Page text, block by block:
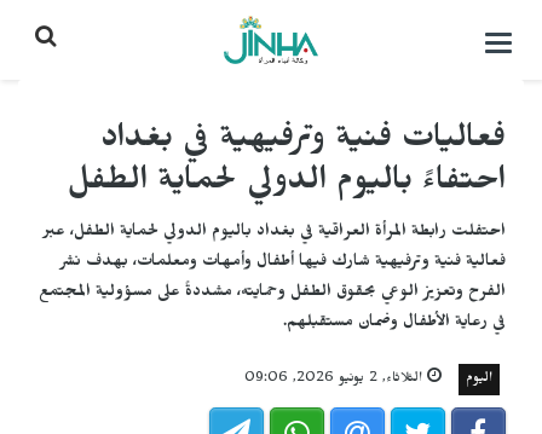
التحكم
فعاليات فنية وترفيهية في بغداد
احتفاءً باليوم الدولي لحماية الطفل
احتفلت رابطة المرأة العراقية في بغداد باليوم الدولي لحماية الطفل، عبر
فعالية فنية وترفيهية شارك فيها أطفال وأمهات ومعلمات، بهدف نشر
الفرح وتعزيز الوعي بحقوق الطفل وحمايته، مشددةً على مسؤولية المجتمع
في رعاية الأطفال وضمان مستقبلهم.
اليوم الثلاثاء, 2 يونيو 2026, 09:06